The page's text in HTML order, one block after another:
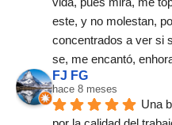
este, y no molestan,
concentrados a ver si
se, me encantó,
FJ FG
hace 8 meses
Una